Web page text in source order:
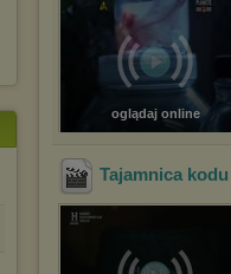
oglądaj online
Tajamnica